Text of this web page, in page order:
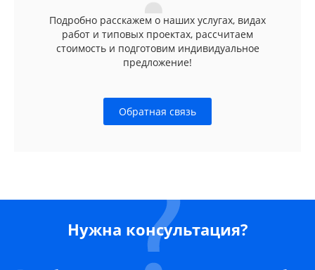
Подробно расскажем о наших услугах, видах
работ и типовых проектах, рассчитаем
стоимость и подготовим индивидуальное
предложение!
Обратная связь
Нужна консультация?